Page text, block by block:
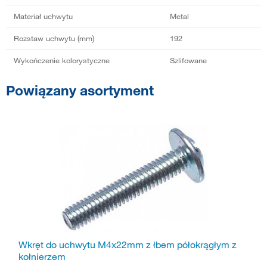
Materiał uchwytu Metal
Rozstaw uchwytu (mm) 192
Wykończenie kolorystyczne Szlifowane
Powiązany asortyment
Wkręt do uchwytu M4x22mm z łbem półokrągłym z
kołnierzem